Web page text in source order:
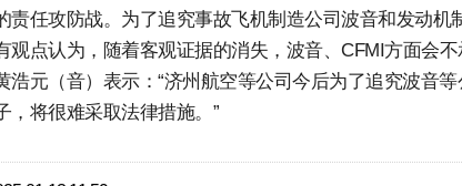
责任攻防战。为了追究事故飞机制造公司波音和发动机
观点认为，随着客观证据的消失，波音、CFMI方面会
浩元（音）表示：“济州航空等公司今后为了追究波音
，将很难采取法律措施。”